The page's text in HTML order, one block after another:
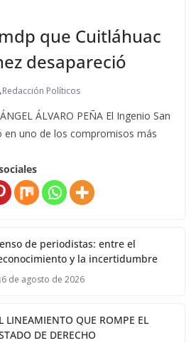
que Cuitláhuac
desapareció
Redacción Políticos
ÁLVARO PEÑA El Ingenio San
en uno de los compromisos más
de periodistas: entre el
y la incertidumbre
6 de agosto de 2026
LINEAMIENTO QUE ROMPE EL
DE DERECHO